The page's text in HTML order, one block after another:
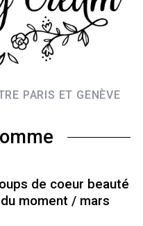
PARIS ET GENÈVE
de coeur beauté
moment / mars